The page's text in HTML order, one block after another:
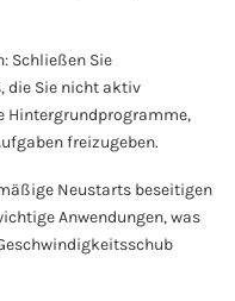
Schließen Sie
die Sie nicht aktiv
Hintergrundprogramme,
freizugeben.
Neustarts beseitigen
Anwendungen, was